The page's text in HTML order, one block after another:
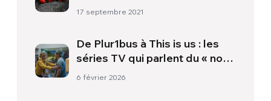
17 septembre 2021
De Plur1bus à This is us : les
séries TV qui parlent du « nous
»
6 février 2026